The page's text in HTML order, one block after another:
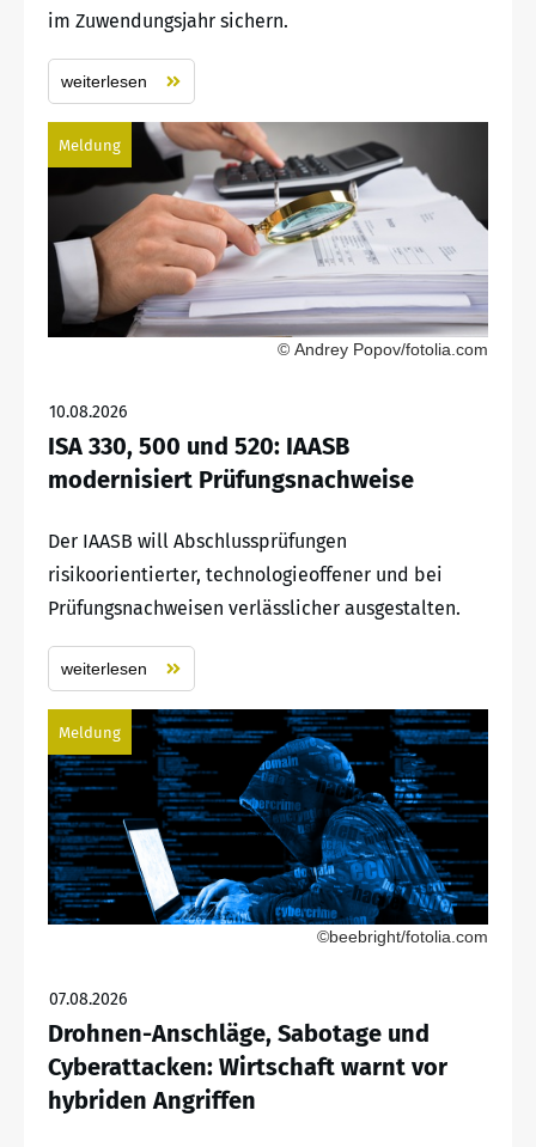
im Zuwendungsjahr sichern.
weiterlesen
Meldung
© Andrey Popov/fotolia.com
10.08.2026
ISA 330, 500 und 520: IAASB
modernisiert Prüfungsnachweise
Der IAASB will Abschlussprüfungen
risikoorientierter, technologieoffener und bei
Prüfungsnachweisen verlässlicher ausgestalten.
weiterlesen
Meldung
©beebright/fotolia.com
07.08.2026
Drohnen-Anschläge, Sabotage und
Cyberattacken: Wirtschaft warnt vor
hybriden Angriffen